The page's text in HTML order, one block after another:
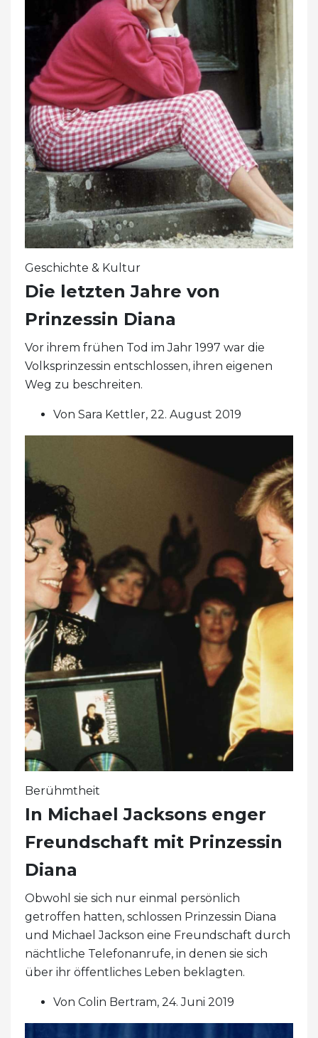
Geschichte & Kultur
Die letzten Jahre von
Prinzessin Diana
Vor ihrem frühen Tod im Jahr 1997 war die
Volksprinzessin entschlossen, ihren eigenen
Weg zu beschreiten.
Von Sara Kettler, 22. August 2019
Berühmtheit
In Michael Jacksons enger
Freundschaft mit Prinzessin
Diana
Obwohl sie sich nur einmal persönlich
getroffen hatten, schlossen Prinzessin Diana
und Michael Jackson eine Freundschaft durch
nächtliche Telefonanrufe, in denen sie sich
über ihr öffentliches Leben beklagten.
Von Colin Bertram, 24. Juni 2019